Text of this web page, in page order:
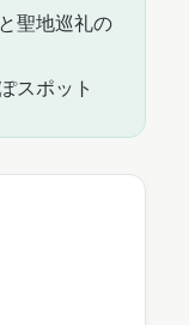
聖地巡礼の
スポット